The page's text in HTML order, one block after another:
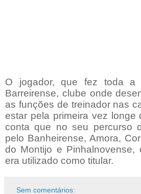
O jogador, que fez toda a
Barreirense, clube onde
as funções de treinador nas
estar pela primeira vez longe
conta que no seu percurso
pelo Banheirense, Amora,
do Montijo e Pinhalnovense,
era utilizado como titular.
Sem comentários: